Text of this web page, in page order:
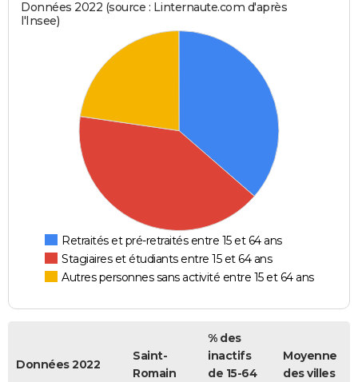
Données 2022 (source : Linternaute.com d'après
l'Insee)
Retraités et pré-retraités entre 15 et 64 ans
Stagiaires et étudiants entre 15 et 64 ans
Autres personnes sans activité entre 15 et 64 ans
Données 2022
Saint-
Romain
% des
inactifs
de 15-64
Moyenne
des villes